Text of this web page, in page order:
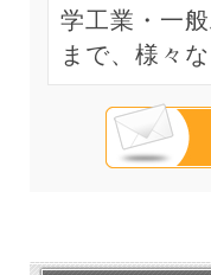
学工業・一
まで、様々